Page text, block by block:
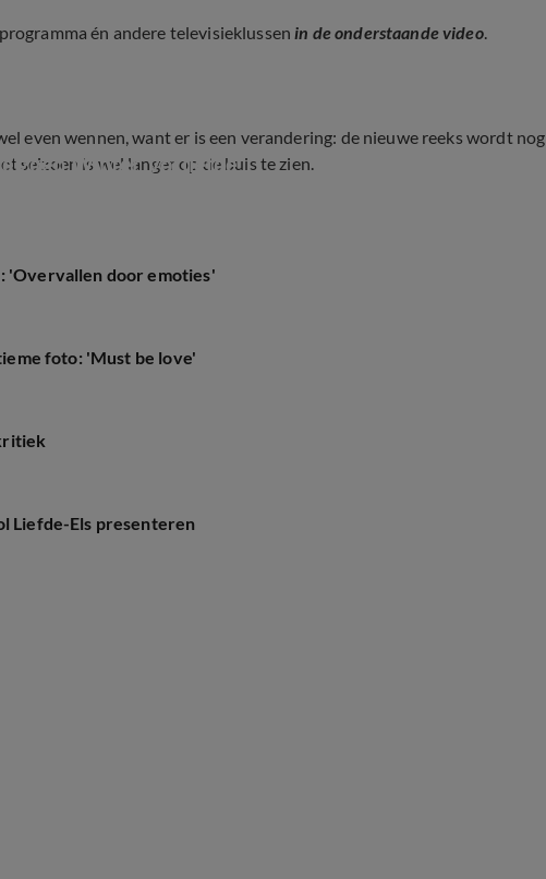
én andere televisieklussen in de onderstaande video.
Liefde
even wennen, want er is een verandering: de nieuwe reeks wordt nog
seizoen is wel langer op de buis te zien.
Winter Vol liefde
'Overvallen door emoties'
foto: 'Must be love'
Liefde-Els presenteren